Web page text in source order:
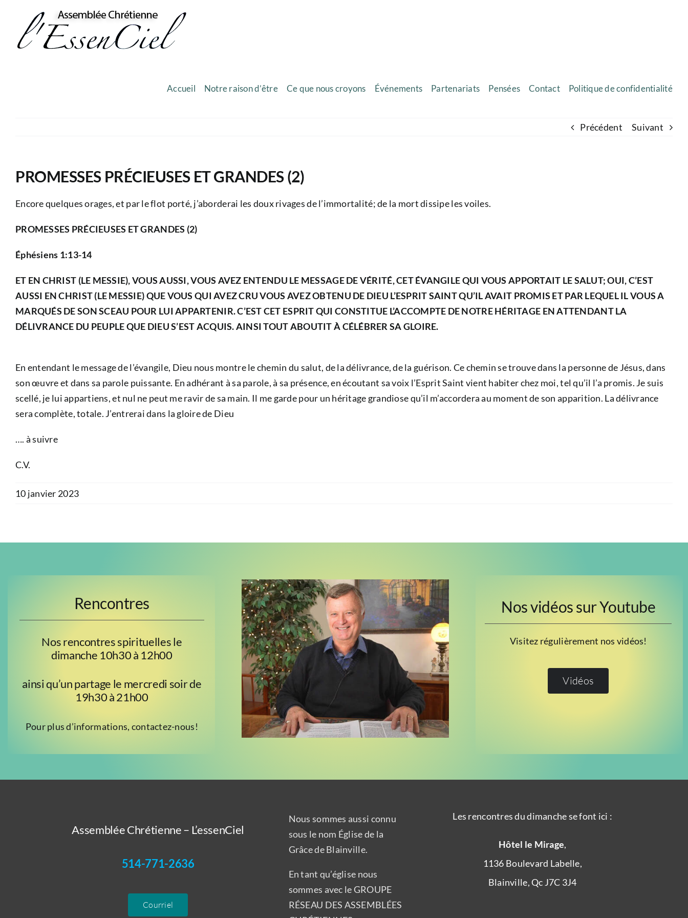
content
Accueil Notre raison d’être Ce que nous croyons Événements Partenariats Pensées Contact Politique de confidentialité
Précédent Suivant
PROMESSES PRÉCIEUSES ET GRANDES (2)
Encore quelques orages, et par le flot porté, j’aborderai les doux rivages de l’immortalité; de la mort dissipe les voiles.
PROMESSES PRÉCIEUSES ET GRANDES (2)
Éphésiens 1:13-14
ET EN CHRIST (LE MESSIE), VOUS AUSSI, VOUS AVEZ ENTENDU LE MESSAGE DE VÉRITÉ, CET ÉVANGILE QUI VOUS APPORTAIT LE SALUT; OUI, C’EST
AUSSI EN CHRIST (LE MESSIE) QUE VOUS QUI AVEZ CRU VOUS AVEZ OBTENU DE DIEU L’ESPRIT SAINT QU’IL AVAIT PROMIS ET PAR LEQUEL IL VOUS A
MARQUÉS DE SON SCEAU POUR LUI APPARTENIR. C’EST CET ESPRIT QUI CONSTITUE L’ACCOMPTE DE NOTRE HÉRITAGE EN ATTENDANT LA
DÉLIVRANCE DU PEUPLE QUE DIEU S’EST ACQUIS. AINSI TOUT ABOUTIT À CÉLÉBRER SA GLOIRE.
En entendant le message de l’évangile, Dieu nous montre le chemin du salut, de la délivrance, de la guérison. Ce chemin se trouve dans la personne de Jésus, dans
son œuvre et dans sa parole puissante. En adhérant à sa parole, à sa présence, en écoutant sa voix l’Esprit Saint vient habiter chez moi, tel qu’il l’a promis. Je suis
scellé, je lui appartiens, et nul ne peut me ravir de sa main. Il me garde pour un héritage grandiose qu’il m’accordera au moment de son apparition. La délivrance
sera complète, totale. J’entrerai dans la gloire de Dieu
…. à suivre
C.V.
10 janvier 2023
Rencontres
Nos rencontres spirituelles le
dimanche 10h30 à 12h00
ainsi qu’un partage le mercredi soir de
19h30 à 21h00
Pour plus d’informations, contactez-nous!
Nos vidéos sur Youtube
Visitez régulièrement nos vidéos!
Vidéos
Assemblée Chrétienne – L’essenCiel
514-771-2636
Courriel
Nous sommes aussi connu
sous le nom Église de la
Grâce de Blainville.
En tant qu’église nous
sommes avec le GROUPE
RÉSEAU DES ASSEMBLÉES
Les rencontres du dimanche se font ici :
Hôtel le Mirage,
1136 Boulevard Labelle,
Blainville, Qc J7C 3J4